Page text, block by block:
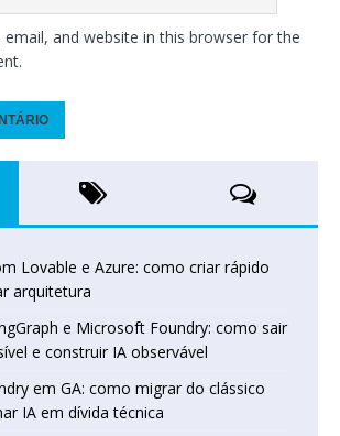
email, and website in this browser for the
Lovable e Azure: como criar rápido
arquitetura
e Microsoft Foundry: como sair
e construir IA observável
em GA: como migrar do clássico
IA em dívida técnica